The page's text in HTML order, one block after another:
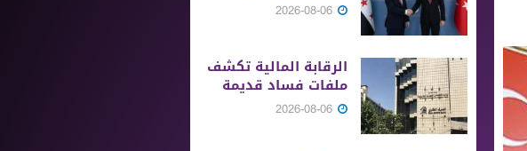
الرقابة المالية تكشف
ملفات فساد قديمة